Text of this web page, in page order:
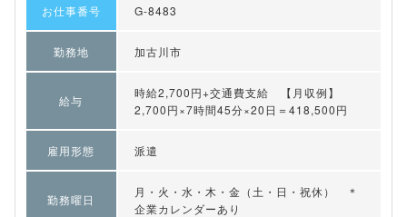
お仕事番号 G-8483
勤務地 加古川市
給与
時給2,700円+交通費支給 【月収例】
2,700円×7時間45分×20日＝418,500円
雇用形態 派遣
勤務曜日
月・火・水・木・金（土・日・祝休） ＊
企業カレンダーあり